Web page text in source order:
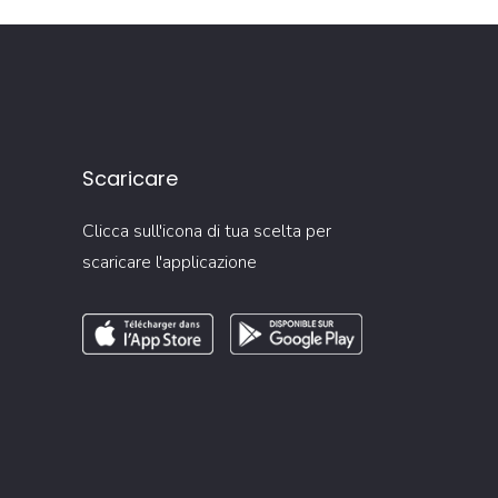
Scaricare
Clicca sull'icona di tua scelta per
scaricare l'applicazione